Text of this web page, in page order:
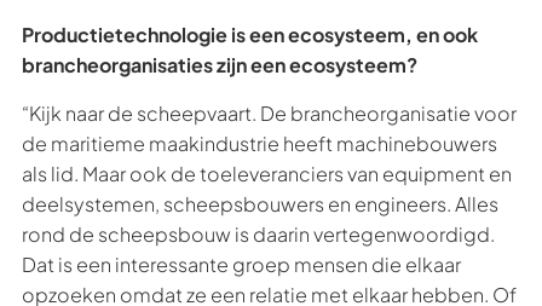
Productietechnologie is een ecosysteem, en ook
brancheorganisaties zijn een ecosysteem?
“Kijk naar de scheepvaart. De brancheorganisatie voor
de maritieme maakindustrie heeft machinebouwers
als lid. Maar ook de toeleveranciers van equipment en
deelsystemen, scheepsbouwers en engineers. Alles
rond de scheepsbouw is daarin vertegenwoordigd.
Dat is een interessante groep mensen die elkaar
opzoeken omdat ze een relatie met elkaar hebben. Of